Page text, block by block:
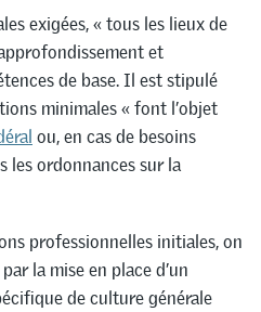
exigées, « tous les lieux de
et
de base. Il est stipulé
minimales « font l’objet
ou, en cas de besoins
les ordonnances sur la
professionnelles initiales, on
la mise en place d’un
de culture générale